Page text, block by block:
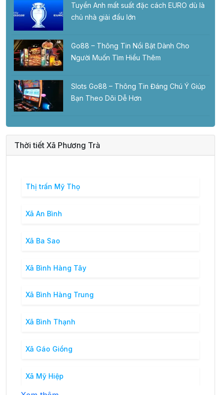
Tuyển Anh mất suất đặc cách EURO dù là
chủ nhà giải đấu lớn
Go88 – Thông Tin Nổi Bật Dành Cho
Người Muốn Tìm Hiểu Thêm
Slots Go88 – Thông Tin Đáng Chú Ý Giúp
Bạn Theo Dõi Dễ Hơn
Thời tiết Xã Phương Trà
Thị trấn Mỹ Thọ
Xã An Bình
Xã Ba Sao
Xã Bình Hàng Tây
Xã Bình Hàng Trung
Xã Bình Thạnh
Xã Gáo Giồng
Xã Mỹ Hiệp